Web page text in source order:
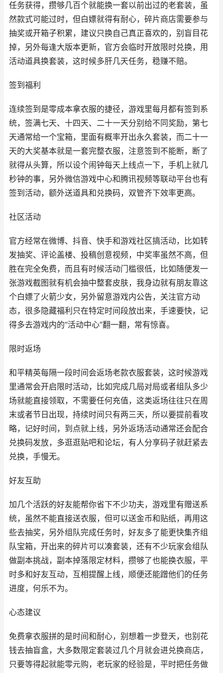
任务获得，攒够几百个就能换一套以前出过的老套装，虽
然款式可能过时，但白嫖就得有耐心，碎片商店需要参与
抽奖或开箱子积累，建议只换自己真正喜欢的，别盲目花
掉，另外每逢大版本更新，官方会临时开放限时兑换，用
活动道具换套装，这时候多肝几天任务，稳赚不赔。
签到福利
连续签到是零成本拿衣服的捷径，游戏里每月都有签到系
统，签满七天、十四天、二十一天分别给不同奖励，第七
天通常给一个宝箱，里面有概率开出永久套装，而二十一
天的大奖基本就是一套完整衣服，注意签到不能断，断了
就得从头算，所以设个闹钟每天上线点一下，手机上就几
秒钟的事，另外微信游戏中心和腾讯视频等联动平台也有
签到活动，额外送道具和兑换码，双管齐下效率更高。
社区活动
官方经常在微博、抖音、快手和游戏社区搞活动，比如转
发抽奖、评论盖楼、投稿创意视频，中奖率虽然不高，但
胜在完全免费，而且有时候活动门槛很低，比如随便发一
张游戏截图就有机会抽中整套皮肤，我身边就有朋友靠这
个白嫖了火箭少女，另外留意游戏内公告，关注官方动
态，很多隐藏福利只在特定时间段放出来，手速要快，记
得多去游戏内的“活动中心”翻一翻，常有惊喜。
限时返场
和平精英每隔一段时间会返场老款衣服套装，这时候游戏
里通常会开启限时活动，比如完成几局对局或者组队多少
场就能直接领取，不需要任何充值，这类返场往往只在周
末或者节日出现，持续时间只有两三天，所以要提前看攻
略，记好时间，到点就上线，另外返场活动通常还会配合
兑换码发放，多逛逛贴吧和论坛，有人分享码子就赶紧去
兑换，手慢无。
好友互助
加几个活跃的好友能帮你省下不少功夫，游戏里有赠送系
统，虽然不能直接送衣服，但可以送金币和贴纸，再用这
些去抽奖，另外组队完成任务时，好友多了能更快集齐组
队宝箱，开出来的碎片可以凑套装，还有不少玩家会组队
做副本挑战，副本掉落限定材料，攒够了也能换衣服，平
时多和好友互动，互相提醒上线，顺便还能蹭他们的任务
进度，何乐不为。
心态建议
免费拿衣服拼的是时间和耐心，别想着一步登天，也别花
钱去抽盲盒，大多数限定套装过几个月就会进兑换商店，
只要等得起就能零元购，老玩家的经验是，平时把任务做